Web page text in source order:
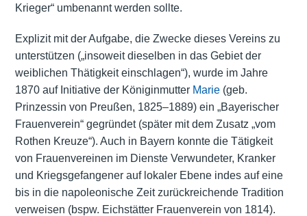
Krieger“ umbenannt werden sollte.
Explizit mit der Aufgabe, die Zwecke dieses Vereins zu
unterstützen („insoweit dieselben in das Gebiet der
weiblichen Thätigkeit einschlagen“), wurde im Jahre
1870 auf Initiative der Königinmutter Marie(geb.
Prinzessin von Preußen, 1825–1889) ein „Bayerischer
Frauenverein“ gegründet (später mit dem Zusatz „vom
Rothen Kreuze“). Auch in Bayern konnte die Tätigkeit
von Frauenvereinen im Dienste Verwundeter, Kranker
und Kriegsgefangener auf lokaler Ebene indes auf eine
bis in die napoleonische Zeit zurückreichende Tradition
verweisen (bspw. Eichstätter Frauenverein von 1814).